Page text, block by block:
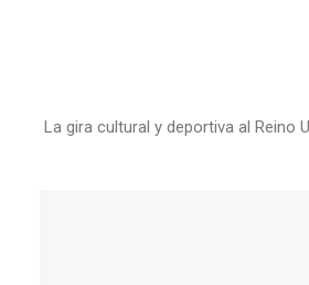
La gira cultural y deportiva al Reino